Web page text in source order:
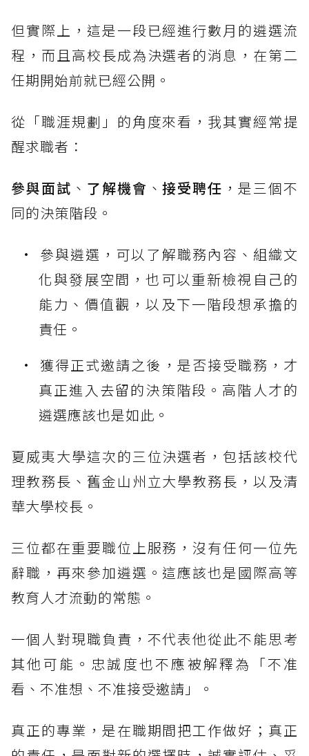
但實際上，這是一段已經進行數月的遴選流
程，而且高校長成為決選者的消息，在第二
任期開始前就已經公開。
從「職涯規劃」的角度來看，我其實經常提
醒求職者：
參與面試 、 了解機會 、接受聘任 ，是三個不
同的決策階段。
參與遴選，可以了解職務內容、組織文
化與發展空間，也可以重新檢視自己的
能力、價值觀，以及下一階段想承擔的
責任。
獲得正式邀請之後，是否接受職務，才
真正進入去留的決策階段。高階人才的
遴選應該也是如此。
夏威夷大學這次的三位決選者，包括該校代
理教務長、舊金山州立大學教務長，以及清
華大學校長。
三位都在重要職位上服務，沒有任何一位先
辭職，再來參加遴選。這應該也是國際高等
教育人才流動的常態。
一個人對現職負責，不代表他從此不能思考
其他可能。忠誠度也不應被解釋為「不准
看、不准想、不准接受邀請」。
真正的專業，是在職期間把工作做好；真正